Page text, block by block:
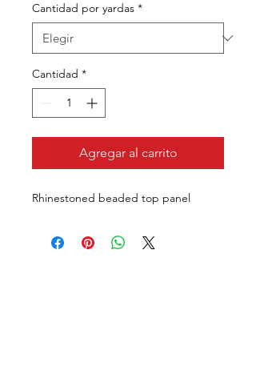
Cantidad por yardas *
Cantidad *
Agregar al carrito
Rhinestoned beaded top panel